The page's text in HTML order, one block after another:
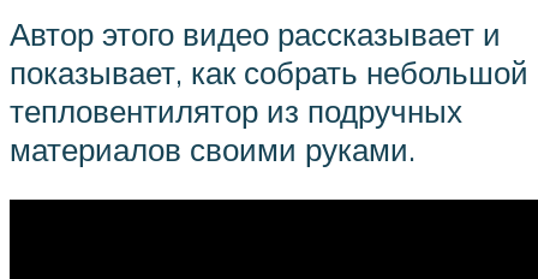
Автор этого видео рассказывает и
показывает, как собрать небольшой
тепловентилятор из подручных
материалов своими руками.